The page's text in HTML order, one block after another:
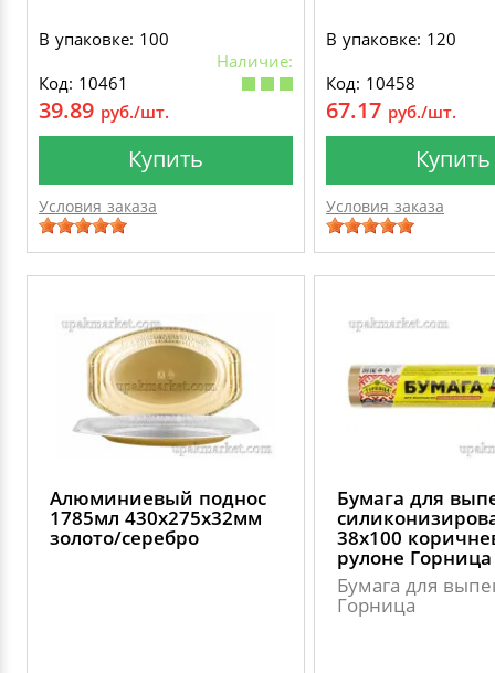
В упаковке: 100
Наличие:
Код: 10461
39.89 руб./шт.
Купить
Условия заказа
В упаковке: 120
Код: 10458
67.17 руб./шт.
Купить
Условия заказа
Алюминиевый поднос
1785мл 430х275х32мм
золото/серебро
Бумага для
38х100
рулоне Горница
Бумага для
Горница